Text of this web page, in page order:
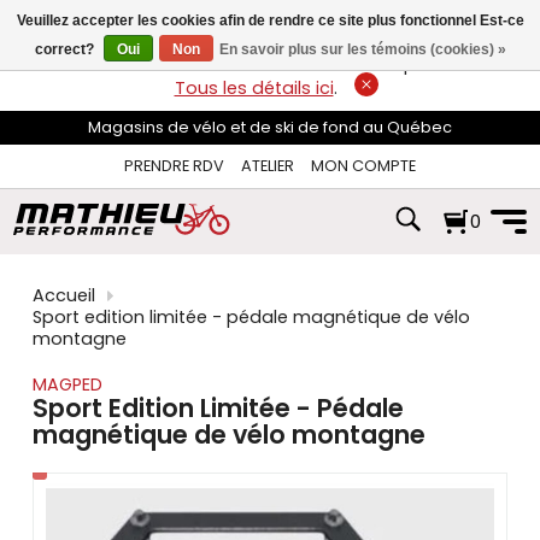
flèches
haut
et
pour
sélectionner
disponible.
Appuyez
pour
accéder
au
résultat
de
recherche
sélectionné.
Les
tactiles
peuvent
LIVRAISON GRATUITEsur les commandes de plus de 74$*.
Tous les détails ici.
Magasins de vélo et de ski de fond au Québec
PRENDRE RDV
ATELIER MON COMPTE
0
Accueil
Sport edition limitée - pédale magnétique de vélo
montagne
MAGPED
Sport Edition Limitée - Pédale
magnétique de vélo montagne
Veuillez accepter les cookies afin de rendre ce site plus fonctionnel Est-ce
correct?
Oui Non En savoir plus sur les témoins (cookies) »